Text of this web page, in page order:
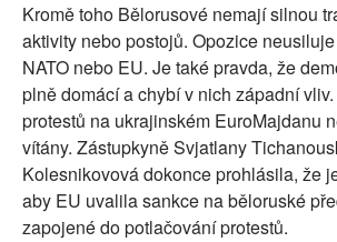
Kromě toho Bělorusové nemají silnou
aktivity nebo postojů. Opozice
NATO nebo EU. Je také pravda, že
plně domácí a chybí v nich západní
protestů na ukrajinském EuroMajdanu
vítány. Zástupkyně Svjatlany
Kolesnikovová dokonce prohlásila, že
aby EU uvalila sankce na běloruské
zapojené do potlačování protestů.